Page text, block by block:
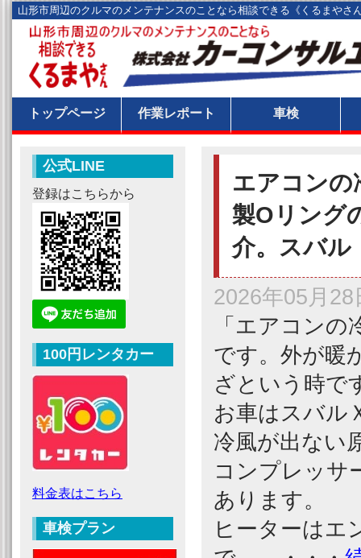
山形市周辺のクルマのメンテナンスのことなら相談できる《くるまや
トップページ 作業レポート 車検
エアコンの
製Oリング
介。スバル
2026年05月28
「エアコン
です。外が暖
ざという時で
お車はスバル
冷風が出ない
コンプレッサ
あります。
ヒーターはエ
公式LINE
登録はこちらから
100円レンタカー
料金表はこちら
車検プラン